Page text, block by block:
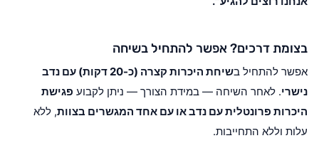
בצומת דרכים? אפשר להתחיל בשיחה
אפשר להתחיל ב
שיחת היכרות קצרה (כ-20 דקות) עם נדב
נישרי. לאחר השיחה — במידת הצורך — ניתן לקבוע פגישת
היכרות פרונטלית עם נדב או עם אחד המגשרים בצוות, ללא
עלות וללא התחייבות.